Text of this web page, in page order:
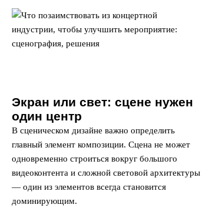
Экран или свет: сцене нужен
один центр
В сценическом дизайне важно определить
главный элемент композиции. Сцена не может
одновременно строиться вокруг большого
видеоконтента и сложной световой архитектуры
— один из элементов всегда становится
доминирующим.